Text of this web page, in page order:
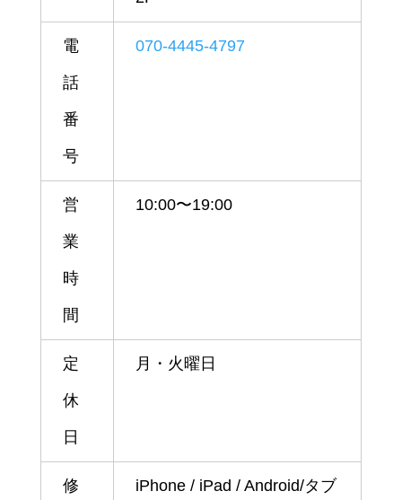
電
話
番
号
070-4445-4797
営
業
時
間
10:00〜19:00
定
休
日
月・火曜日
修 iPhone / iPad / Android/タブ